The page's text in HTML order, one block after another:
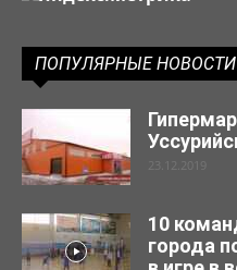
ПОПУЛЯРНЫЕ НОВОСТИ
23.12.2019
10
города